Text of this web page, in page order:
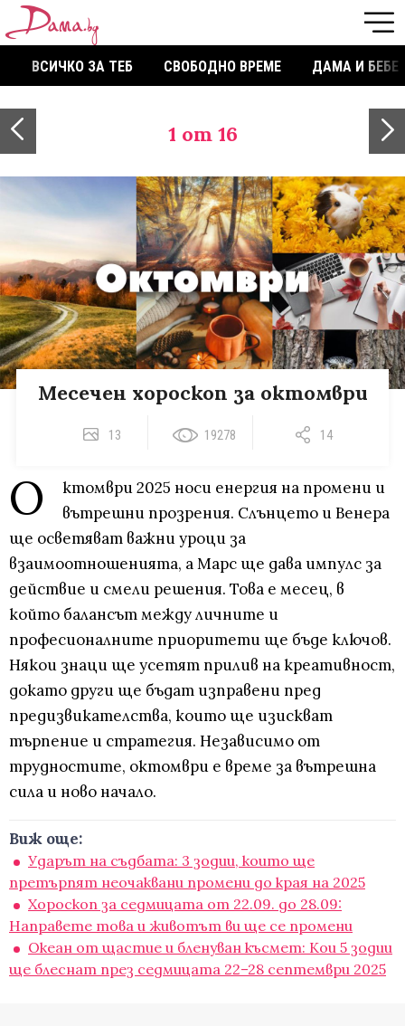
ВСИЧКО ЗА ТЕБ СВОБОДНО ВРЕМЕ ДАМА И БЕБЕ
1 от 16
Месечен хороскоп за октомври
13 19278 14
О
ктомври 2025 носи енергия на промени и
вътрешни прозрения. Слънцето и Венера
ще осветяват важни уроци за
взаимоотношенията, а Марс ще дава импулс за
действие и смели решения. Това е месец, в
който балансът между личните и
професионалните приоритети ще бъде ключов.
Някои знаци ще усетят прилив на креативност,
докато други ще бъдат изправени пред
предизвикателства, които ще изискват
търпение и стратегия. Независимо от
трудностите, октомври е време за вътрешна
сила и ново начало.
Виж още:
Ударът на съдбата: 3 зодии, които ще
претърпят неочаквани промени до края на 2025
Хороскоп за седмицата от 22.09. до 28.09:
Направете това и животът ви ще се промени
Океан от щастие и бленуван късмет: Кои 5 зодии
ще блеснат през седмицата 22–28 септември 2025